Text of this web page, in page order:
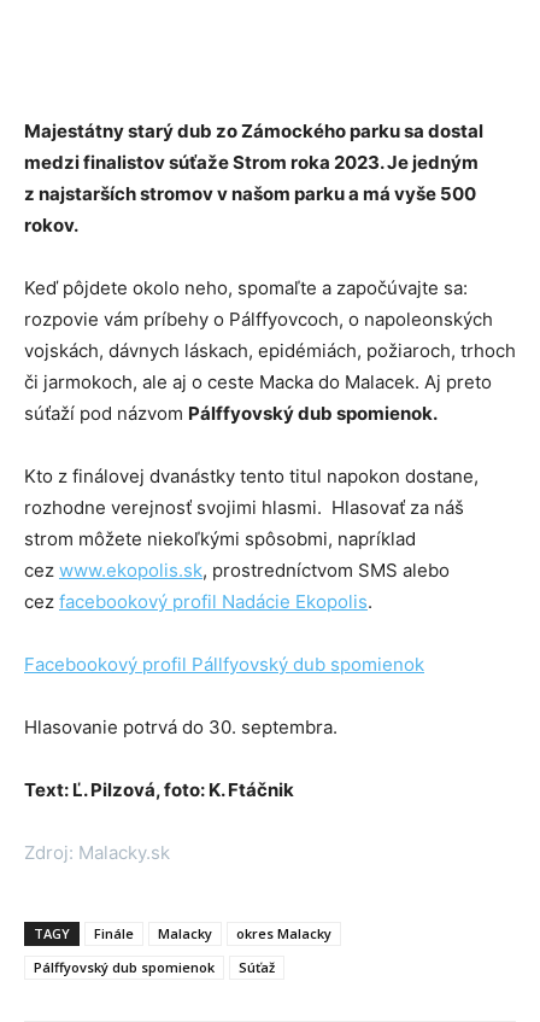
Majestátny starý dub zo Zámockého parku sa dostal
medzi finalistov súťaže Strom roka 2023. Je jedným
z najstarších stromov v našom parku a má vyše 500
rokov.
Keď pôjdete okolo neho, spomaľte a započúvajte sa:
rozpovie vám príbehy o Pálffyovcoch, o napoleonských
vojskách, dávnych láskach, epidémiách, požiaroch, trhoch
či jarmokoch, ale aj o ceste Macka do Malacek. Aj preto
súťaží pod názvom Pálffyovský dub spomienok.
Kto z finálovej dvanástky tento titul napokon dostane,
rozhodne verejnosť svojimi hlasmi. Hlasovať za náš
strom môžete niekoľkými spôsobmi, napríklad
cez www.ekopolis.sk, prostredníctvom SMS alebo
cez facebookový profil Nadácie Ekopolis.
Facebookový profil Pállfyovský dub spomienok
Hlasovanie potrvá do 30. septembra.
Text: Ľ. Pilzová, foto: K. Ftáčnik
Zdroj: Malacky.sk
TAGY Finále Malacky
okres Malacky
Pálffyovský dub spomienok
Súťaž